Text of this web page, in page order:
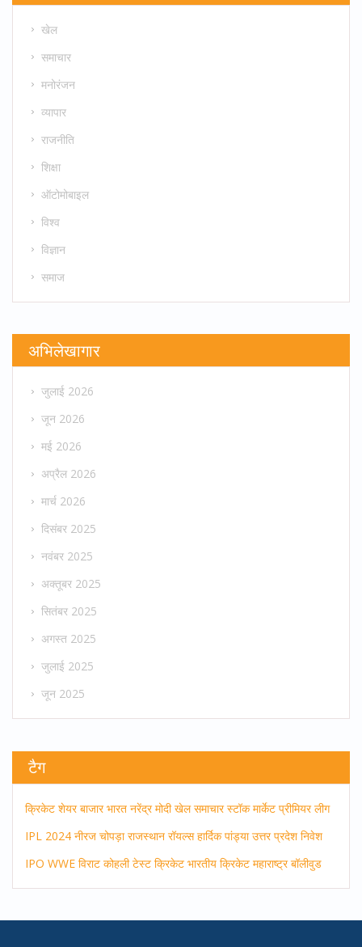
खेल
समाचार
मनोरंजन
व्यापार
राजनीति
शिक्षा
ऑटोमोबाइल
विश्व
विज्ञान
समाज
अभिलेखागार
जुलाई 2026
जून 2026
मई 2026
अप्रैल 2026
मार्च 2026
दिसंबर 2025
नवंबर 2025
अक्तूबर 2025
सितंबर 2025
अगस्त 2025
जुलाई 2025
जून 2025
टैग
क्रिकेट शेयर बाजार भारत नरेंद्र मोदी खेल समाचार स्टॉक मार्केट प्रीमियर लीग
IPL 2024 नीरज चोपड़ा राजस्थान रॉयल्स हार्दिक पांड्या उत्तर प्रदेश निवेश
IPO WWE विराट कोहली टेस्ट क्रिकेट भारतीय क्रिकेट महाराष्ट्र बॉलीवुड